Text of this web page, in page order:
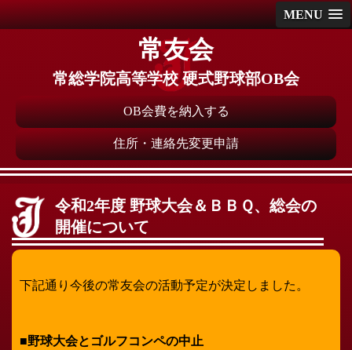
MENU
常友会
常総学院高等学校 硬式野球部OB会
OB会費を納入する
住所・連絡先変更申請
令和2年度 野球大会＆ＢＢＱ、総会の
開催について
下記通り今後の常友会の活動予定が決定しました。
■野球大会とゴルフコンペの中止